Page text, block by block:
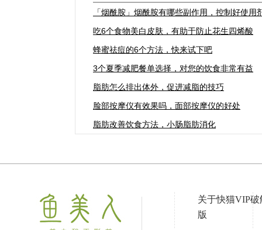
「烟酰胺」烟酰胺有哪些副作用，控制好使用
吃6个食物美白皮肤，有助于防止花生四烯酸
蜂蜜祛痘的6个方法，快来试下吧
3个夏季减肥餐单选择，对您的饮食非常有益
脂肪怎么排出体外，促进减脂的技巧
脸部按摩仪有效果吗，面部按摩仪的好处
脂肪改善饮食方法，小肠脂肪消化
关于快猫VIP破
版